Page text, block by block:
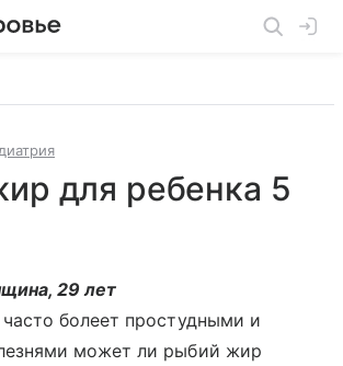
для ребенка 5
29 лет
болеет простудными и
может ли рыбий жир